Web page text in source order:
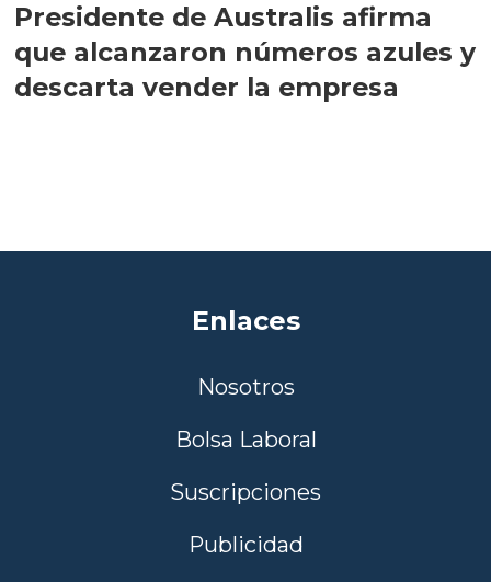
Presidente de Australis afirma
que alcanzaron números azules y
descarta vender la empresa
Enlaces
Nosotros
Bolsa Laboral
Suscripciones
Publicidad